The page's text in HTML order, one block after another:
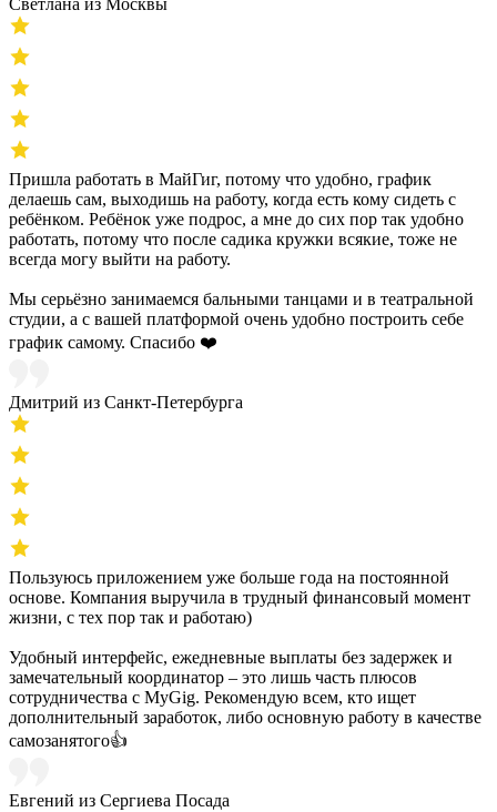
Светлана из Москвы
Пришла работать в МайГиг, потому что удобно, график
делаешь сам, выходишь на работу, когда есть кому сидеть с
ребёнком. Ребёнок уже подрос, а мне до сих пор так удобно
работать, потому что после садика кружки всякие, тоже не
всегда могу выйти на работу.
Мы серьёзно занимаемся бальными танцами и в театральной
студии, а с вашей платформой очень удобно построить себе
график самому. Спасибо ❤️
Дмитрий из Санкт-Петербурга
Пользуюсь приложением уже больше года на постоянной
основе. Компания выручила в трудный финансовый момент
жизни, с тех пор так и работаю)
Удобный интерфейс, ежедневные выплаты без задержек и
замечательный координатор – это лишь часть плюсов
сотрудничества с MyGig. Рекомендую всем, кто ищет
дополнительный заработок, либо основную работу в качестве
самозанятого👍
Евгений из Сергиева Посада